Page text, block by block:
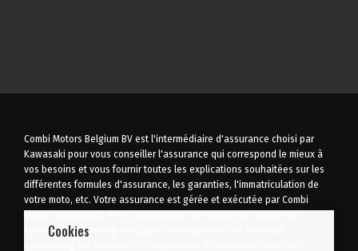
Combi Motors Belgium BV est l'intermédiaire d'assurance choisi par
Kawasaki pour vous conseiller l'assurance qui correspond le mieux à
vos besoins et vous fournir toutes les explications souhaitées sur les
différentes formules d'assurance, les garanties, l'immatriculation de
votre moto, etc. Votre assurance est gérée et exécutée par Combi
Federale Verzekering via Quakel Assuradeuren BV. Federale
Cookies